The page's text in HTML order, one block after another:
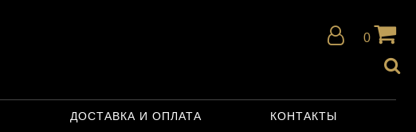
0
ДОСТАВКА И ОПЛАТА КОНТАКТЫ